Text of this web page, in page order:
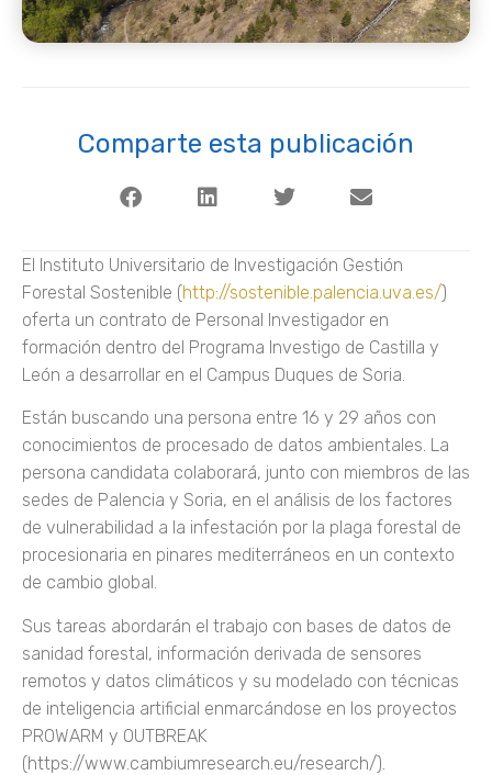
Comparte esta publicación
El Instituto Universitario de Investigación Gestión
Forestal Sostenible (http://sostenible.palencia.uva.es/)
oferta un contrato de Personal Investigador en
formación dentro del Programa Investigo de Castilla y
León a desarrollar en el Campus Duques de Soria.
Están buscando una persona entre 16 y 29 años con
conocimientos de procesado de datos ambientales. La
persona candidata colaborará, junto con miembros de las
sedes de Palencia y Soria, en el análisis de los factores
de vulnerabilidad a la infestación por la plaga forestal de
procesionaria en pinares mediterráneos en un contexto
de cambio global.
Sus tareas abordarán el trabajo con bases de datos de
sanidad forestal, información derivada de sensores
remotos y datos climáticos y su modelado con técnicas
de inteligencia artificial enmarcándose en los proyectos
PROWARM y OUTBREAK
(https://www.cambiumresearch.eu/research/).